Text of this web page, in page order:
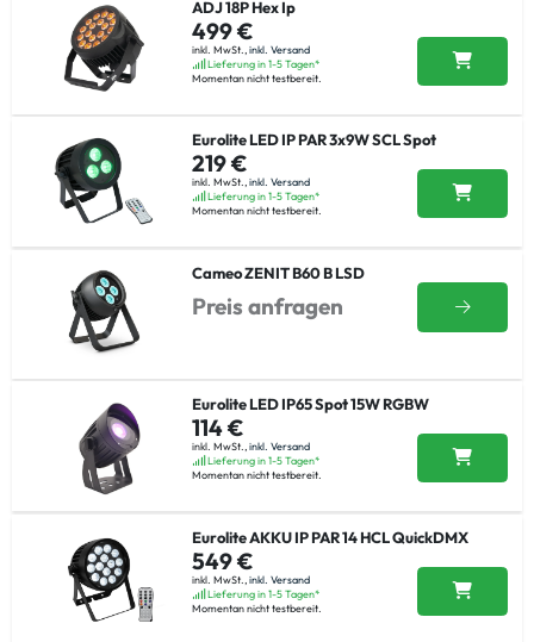
ADJ 18P Hex Ip
499 €
inkl. MwSt., inkl. Versand
Lieferung in 1-5 Tagen*
Momentan nicht testbereit.
Eurolite LED IP PAR 3x9W SCL Spot
219 €
inkl. MwSt., inkl. Versand
Lieferung in 1-5 Tagen*
Momentan nicht testbereit.
Cameo ZENIT B60 B LSD
Preis anfragen
Eurolite LED IP65 Spot 15W RGBW
114 €
inkl. MwSt.,inkl. Versand
Lieferung in 1-5 Tagen*
Momentan nicht testbereit.
Eurolite AKKU IP PAR 14 HCL QuickDMX
549 €
inkl. MwSt., inkl. Versand
Lieferung in 1-5 Tagen*
Momentan nicht testbereit.